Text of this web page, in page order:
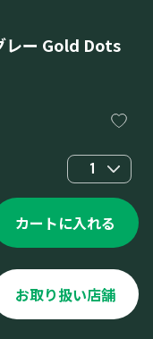
レー Gold Dots
1
カートに入れる
お取り扱い店舗